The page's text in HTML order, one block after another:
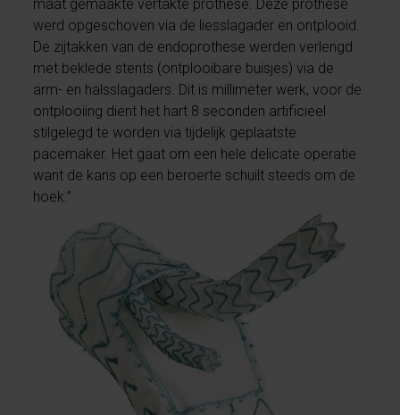
maat gemaakte vertakte prothese. Deze prothese
werd opgeschoven via de liesslagader en ontplooid.
De zijtakken van de endoprothese werden verlengd
met beklede stents (ontplooibare buisjes) via de
arm- en halsslagaders. Dit is millimeter werk, voor de
ontplooiing dient het hart 8 seconden artificieel
stilgelegd te worden via tijdelijk geplaatste
pacemaker. Het gaat om een hele delicate operatie
want de kans op een beroerte schuilt steeds om de
hoek.”